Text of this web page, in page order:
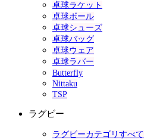
卓球ラケット
卓球ボール
卓球シューズ
卓球バッグ
卓球ウェア
卓球ラバー
Butterfly
Nittaku
TSP
ラグビー
ラグビーカテゴリすべて